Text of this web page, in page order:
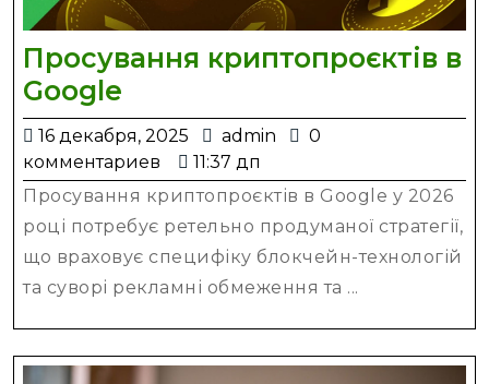
Просування криптопроєктів в
Google
криптопроєктів
в
Google
16 декабря, 2025
16
декабря,
2025
admin admin
0
комментариев
11:37 дп
Просування криптопроєктів в Google у 2026
році потребує ретельно продуманої стратегії,
що враховує специфіку блокчейн-технологій
та суворі рекламні обмеження та ...